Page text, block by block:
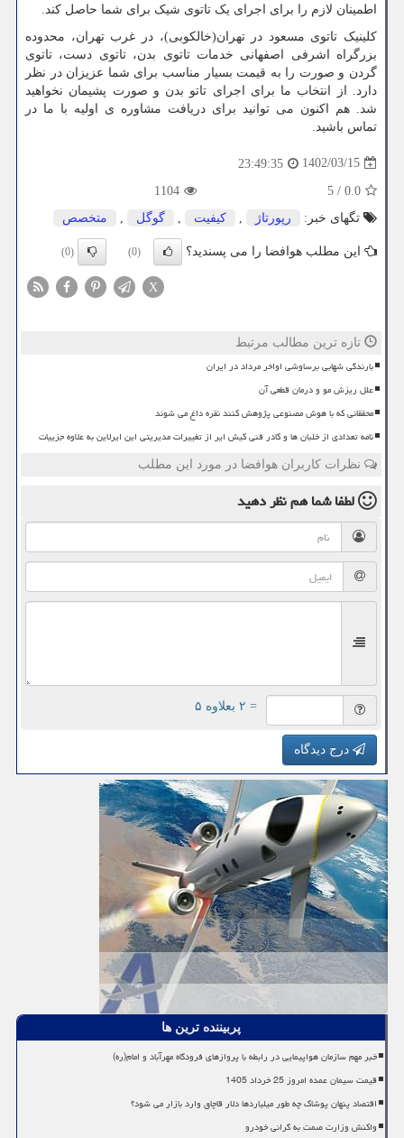
اطمینان لازم را برای اجرای یک تاتوی شیک برای شما حاصل کند.
کلینیک تاتوی مسعود در تهران(خالکوبی)، در غرب تهران، محدوده
بزرگراه اشرفی اصفهانی خدمات تاتوی بدن، تاتوی دست، تاتوی
گردن و صورت را به قیمت بسیار مناسب برای شما عزیزان در نظر
دارد. از انتخاب ما برای اجرای تاتو بدن و صورت پشیمان نخواهید
شد. هم اکنون می توانید برای دریافت مشاوره ی اولیه با ما در
تماس باشید.
1402/03/15
23:49:35
0.0
/
5
1104
تگهای خبر:
رپورتاژ , كیفیت , گوگل , متخصص
این مطلب هوافضا را می پسندید؟ (0)
(0)
X
تازه ترین مطالب مرتبط
بارندگی شهابی برساوشی اواخر مرداد در ایران
علل ریزش مو و درمان قطعی آن
محققانی که با هوش مصنوعی پژوهش کنند نقره داغ می شوند
نامه تعدادی از خلبان ها و کادر فنی کیش ایر از تغییرات مدیریتی این ایرلاین به علاوه جزییات
نظرات کاربران هوافضا در مورد این مطلب
لطفا شما همنظر دهید
= ۲ بعلاوه ۵
درج دیدگاه
پربیننده ترین ها
خبر مهم سازمان هواپیمایی در رابطه با پروازهای فرودگاه مهرآباد و امام(ره)
قیمت سیمان عمده امروز 25 خرداد 1405
اقتصاد پنهان پوشاک چه طور میلیاردها دلار قاچاق وارد بازار می شود؟
واکنش وزارت صمت به گرانی خودرو